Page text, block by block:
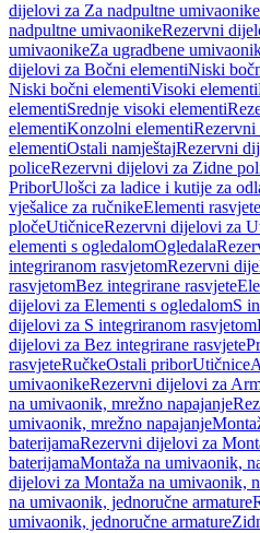
dijelovi za Za nadpultne
nadpultne umivaonikeRezervni
umivaonikeZa ugradbene
dijelovi za Bočni elementiNiski
Niski bočni elementiVisoki elementi
elementiSrednje visoki elementi
elementiKonzolni elementi
elementiOstali namještajRezervni
policeRezervni dijelovi za Zidne
PriborUlošci za ladice i kutije za
vješalice za ručnikeElementi rasvjete
pločeUtičniceRezervni dijelovi za
elementi s ogledalomOgledala
integriranom rasvjetomRezervni
rasvjetomBez integrirane rasvjete
dijelovi za Elementi s ogledalomS
dijelovi za S integriranom rasvjetom
dijelovi za Bez integrirane rasvjete
rasvjeteRučkeOstali priborUtičnice
umivaonikeRezervni dijelovi za
na umivaonik, mrežno napajanje
umivaonik, mrežno napajanje
baterijamaRezervni dijelovi za
baterijamaMontaža na umivaonik,
dijelovi za Montaža na umivaonik,
na umivaonik, jednoručne armature
umivaonik, jednoručne armature